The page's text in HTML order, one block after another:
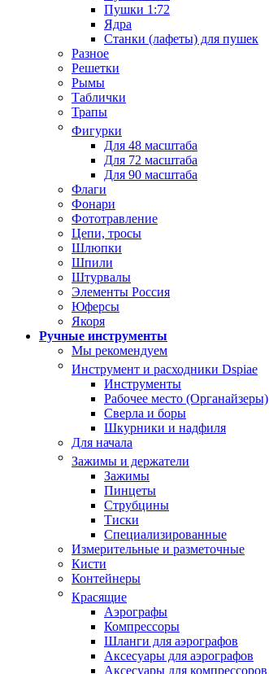
Пушки 1:72
Ядра
Станки (лафеты) для пушек
Разное
Решетки
Рымы
Таблички
Трапы
Фигурки
Для 48 масштаба
Для 72 масштаба
Для 90 масштаба
Флаги
Фонари
Фототравление
Цепи, тросы
Шлюпки
Шпили
Штурвалы
Элементы Россия
Юферсы
Якоря
Ручные инструменты
Мы рекомендуем
Инструмент и расходники Dspiae
Инструменты
Рабочее место (Органайзеры)
Сверла и боры
Шкурники и надфиля
Для начала
Зажимы и держатели
Зажимы
Пинцеты
Струбцины
Тиски
Специализированные
Измерительные и разметочные
Кисти
Контейнеры
Красящие
Аэрографы
Компрессоры
Шланги для аэрографов
Аксесуары для аэрографов
Аксесуары для компрессоров